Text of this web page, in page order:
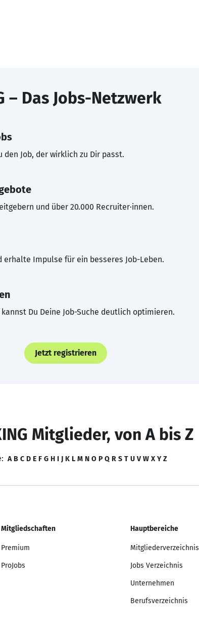
– Das Jobs-Netzwerk
den Job, der wirklich zu Dir passt.
und über 20.000 Recruiter·innen.
erhalte Impulse für ein besseres Job-Leben.
Du Deine Job-Suche deutlich optimieren.
Jetzt registrieren
Mitglieder, von A bis Z
A B C D E F G H I J K L M N O P Q R S T U V W X Y Z
Mitgliedschaften
Premium
ProJobs
Hauptbereiche
Mitgliederverzeichnis
Jobs Verzeichnis
Unternehmen
Berufsverzeichnis